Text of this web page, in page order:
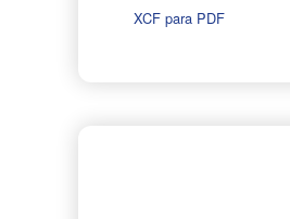
XCF para PDF